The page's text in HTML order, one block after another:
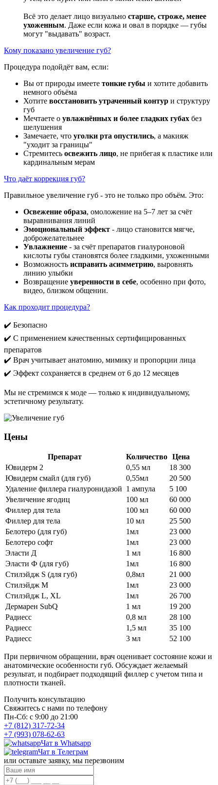
Всё это делает лицо визуально старше, строже, менее
ухоженным. Даже если кожа и овал в порядке — губы
могут "выдавать" возраст.
Кому показано увеличение губ?
Процедура подойдёт вам, если:
Вы от природы имеете тонкие губы и хотите добавить
немного объёма
Хотите восстановить утраченный контур и структуру
губ
Мечтаете о увлажнённых и более гладких губах без
шелушения
Замечаете, что уголки рта опустились, а макияж
"уходит за границы"
Стремитесь освежить лицо, не прибегая к пластике или
кардинальным мерам
Что даёт коррекция губ?
Правильное увеличение губ - это не только про объём. Это:
Освежение образа, омоложение на 5–7 лет за счёт
выравнивания линий
Эмоциональный эффект - лицо становится мягче,
доброжелательнее
Увлажнение - за счёт препаратов гиалуроновой
кислоты губы становятся более гладкими, ухоженными
Возможность исправить асимметрию, выровнять
линию улыбки
Возвращение уверенности в себе, особенно при фото,
видео, близком общении.
Как проходит процедура?
✔️ Безопасно
✔️ С применением качественных сертифицированных
препаратов
✔️ Врач учитывает анатомию, мимику и пропорции лица
✔️ Эффект сохраняется в среднем от 6 до 12 месяцев
Мы не стремимся к моде — только к индивидуальному,
эстетичному результату.
Цены
Препарат Количество Цена
Ювидерм 2
0,55 мл
18 300
Ювидерм смайл (для губ)
0,55мл
20 500
Удаление филлера гиалуронидазой 1 ампула
5 100
Увеличение ягодиц
100 мл
60 000
Филлер для тела
100 мл
60 000
Филлер для тела
10 мл
25 500
Белотеро (для губ)
1мл
23 000
Белотеро софт
1мл
23 000
Эласти Д
1 мл
16 800
Эласти Ф (для губ)
1мл
16 800
Стилэйдж S (для губ)
0,8мл
21 000
Стилэйдж М
1мл
23 000
Стилэйдж L, XL
1мл
26 700
Дермарен SubQ
1 мл
19 200
Радиесс
0,8 мл
28 100
Радиесс
1,5 мл
35 100
Радиесс
3 мл 52 100
При первичном обращении, врач оценивает состояние кожи и
анатомические особенности губ. Обсуждает желаемый
результат, и подбирает подходящий филлер с учетом типа и
плотности тканей.
Получить консультацию
Свяжитесь с нами по телефону
Пн-Сб: с 9:00 до 21:00
+7 (812) 317-72-34
+7 (993) 078-62-63
Чат в Whatsapp
Чат в Телеграм
или оставьте заявку, мы перезвоним